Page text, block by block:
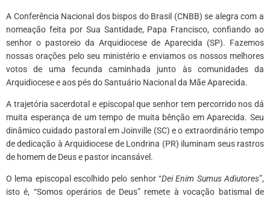
A Conferência Nacional dos bispos do Brasil (CNBB) se alegra com a
nomeação feita por Sua Santidade, Papa Francisco, confiando ao
senhor o pastoreio da Arquidiocese de Aparecida (SP). Fazemos
nossas orações pelo seu ministério e enviamos os nossos melhores
votos de uma fecunda caminhada junto às comunidades da
Arquidiocese e aos pés do Santuário Nacional da Mãe Aparecida.
A trajetória sacerdotal e episcopal que senhor tem percorrido nos dá
muita esperança de um tempo de muita bênção em Aparecida. Seu
dinâmico cuidado pastoral em Joinville (SC) e o extraordinário tempo
de dedicação à Arquidiocese de Londrina (PR) iluminam seus rastros
de homem de Deus e pastor incansável.
O lema episcopal escolhido pelo senhor “Dei Enim Sumus Adiutores”,
isto é, “Somos operários de Deus” remete à vocação batismal de